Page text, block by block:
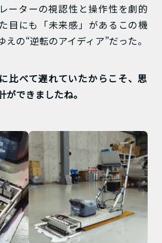
ーターの視認性と操作性を劇的
目にも「未来感」があるこの機
えの“逆転のアイディア”だった。
比べて遅れていたからこそ、思
ができましたね。